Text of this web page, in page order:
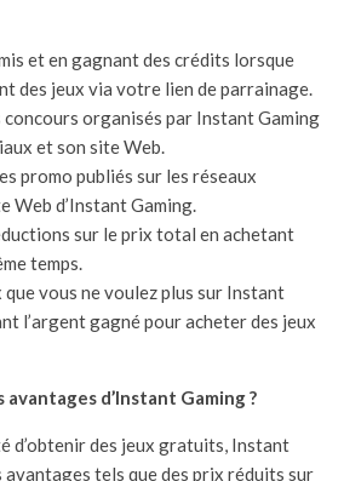
et en gagnant des crédits lorsque
des jeux via votre lien de parrainage.
concours organisés par Instant Gaming
et son site Web.
promo publiés sur les réseaux
Web d’Instant Gaming.
sur le prix total en achetant
temps.
que vous ne voulez plus sur Instant
l’argent gagné pour acheter des jeux
d’Instant Gaming ?
d’obtenir des jeux gratuits, Instant
avantages tels que des prix réduits sur